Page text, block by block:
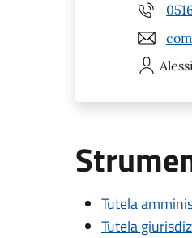
Tutela
Tutela